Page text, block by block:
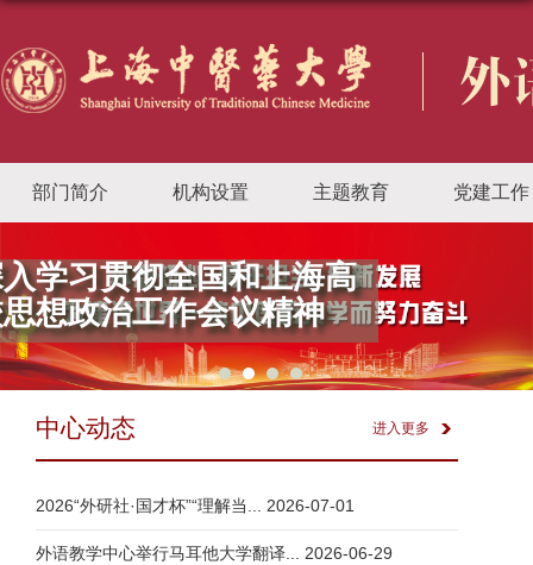
部门简介 机构设置 主题教育 党建工作
学习贯彻全国和上海高
想政治工作会议精神
中心动态 进入更多
2026“外研社·国才杯”“理解当... 2026-07-01
外语教学中心举行马耳他大学翻译... 2026-06-29